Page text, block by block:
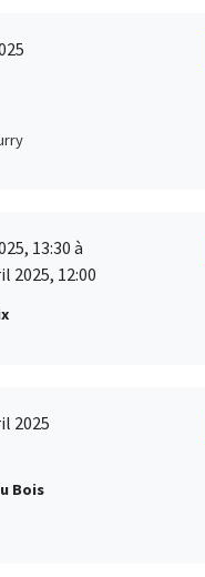
13:30 à
2025, 12:00
2025
Bois